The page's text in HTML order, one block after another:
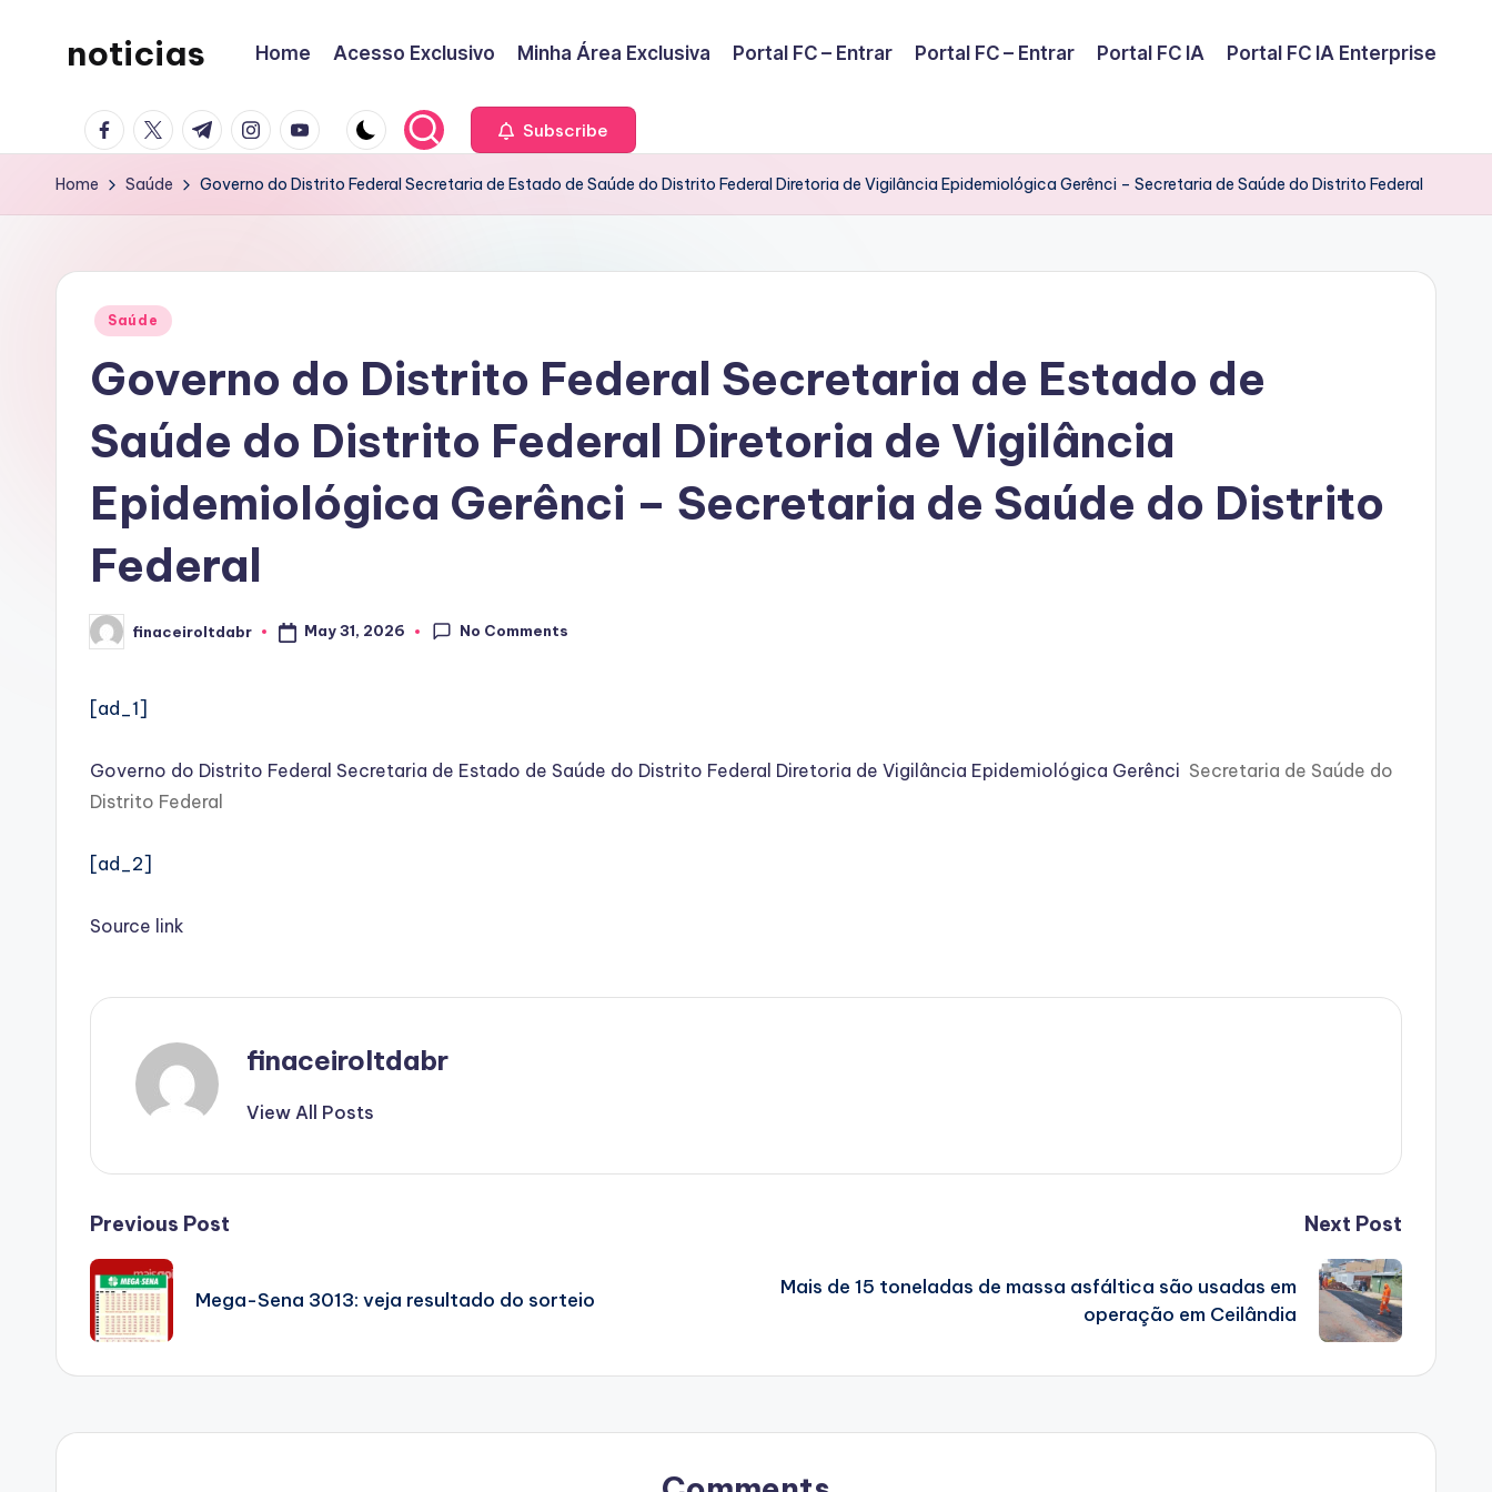
noticias Home Acesso Exclusivo Minha Área Exclusiva Portal FC – Entrar Portal FC – Entrar Portal FC IA Portal FC IA Enterprise
facebook.com
twitter.com
t.me instagram.com
youtube.com Subscribe
Home Saúde Governo do Distrito Federal Secretaria de Estado de Saúde do Distrito Federal Diretoria de Vigilância Epidemiológica Gerênci – Secretaria de Saúde do Distrito Federal
Posted
Saúde
Governo do Distrito Federal Secretaria de Estado de
Saúde do Distrito Federal Diretoria de Vigilância
Epidemiológica Gerênci – Secretaria de Saúde do Distrito
Federal
Posted
by
finaceiroltdabr May 31, 2026 No Comments
[ad_1]
Governo do Distrito Federal Secretaria de Estado de Saúde do Distrito Federal Diretoria de Vigilância Epidemiológica Gerênci Secretaria de Saúde do
Distrito Federal
[ad_2]
Source link
finaceiroltdabr
View All Posts
Post
navigation
Previous Post
Mega-Sena 3013: veja resultado do sorteio
Next Post
Mais de 15 toneladas de massa asfáltica são usadas em
operação em Ceilândia